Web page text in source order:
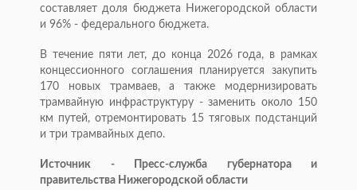
составляет доля бюджета Нижегородской области
и 96% - федерального бюджета.
В течение пяти лет, до конца 2026 года, в рамках
концессионного соглашения планируется закупить
170 новых трамваев, а также модернизировать
трамвайную инфраструктуру - заменить около 150
км путей, отремонтировать 15 тяговых подстанций
и три трамвайных депо.
Источник - Пресс-служба губернатора и
правительства Нижегородской области